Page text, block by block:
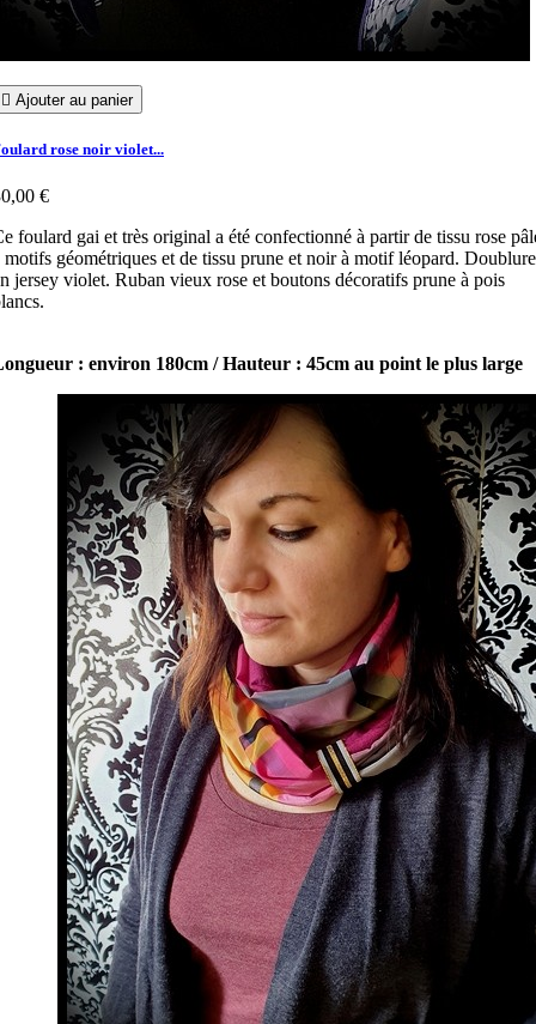
 Ajouter au panier
rose noir violet...
€
foulard gai et très original a été confectionné à partir de tissu rose
motifs géométriques et de tissu prune et noir à motif léopard. Doublure
jersey violet. Ruban vieux rose et boutons décoratifs prune à pois
: environ 180cm / Hauteur : 45cm au point le plus large